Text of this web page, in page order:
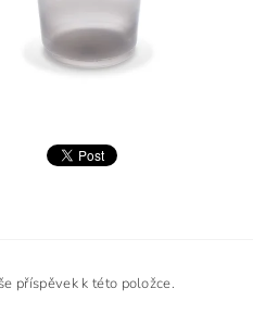
příspěvek k této položce.